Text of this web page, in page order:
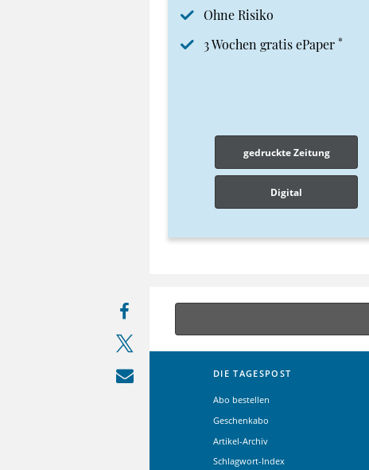
Ohne Risiko
3 Wochen gratis ePaper *
gedruckte Zeitung
Digital
DIE TAGESPOST
Abo bestellen
Geschenkabo
Artikel-Archiv
Schlagwort-Index